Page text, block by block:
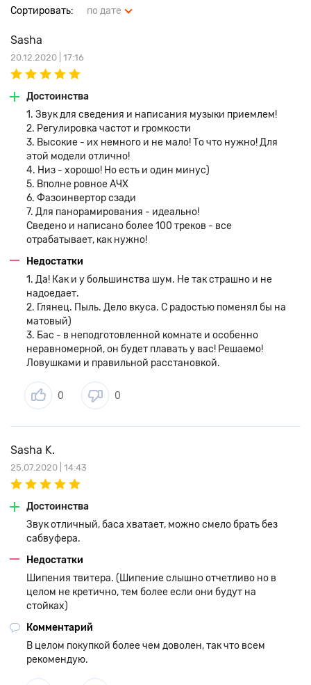
Сортировать: по дате
Sasha
20.12.2020 | 17:16
Достоинства
1. Звук для сведения и написания музыки приемлем!
2. Регулировка частот и громкости
3. Высокие - их немного и не мало! То что нужно! Для
этой модели отлично!
4. Низ - хорошо! Но есть и один минус)
5. Вполне ровное АЧХ
6. Фазоинвертор сзади
7. Для панорамирования - идеально!
Сведено и написано более 100 треков - все
отрабатывает, как нужно!
Недостатки
1. Да! Как и у большинства шум. Не так страшно и не
надоедает.
2. Глянец. Пыль. Дело вкуса. С радостью поменял бы на
матовый)
3. Бас - в неподготовленной комнате и особенно
неравномерной, он будет плавать у вас! Решаемо!
Ловушками и правильной расстановкой.
0 0
Sasha K.
25.07.2020 | 14:43
Достоинства
Звук отличный, баса хватает, можно смело брать без
сабвуфера.
Недостатки
Шипения твитера. (Шипение слышно отчетливо но в
целом не кретично, тем более если они будут на
стойках)
Комментарий
В целом покупкой более чем доволен, так что всем
рекомендую.